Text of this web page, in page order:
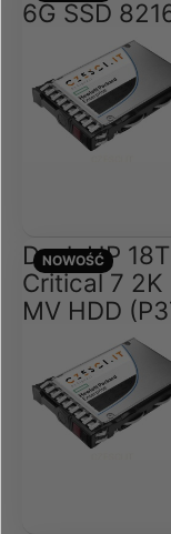
6G SSD
Dysk HP
Critical 7 2K
MV HDD
NOWOŚĆ